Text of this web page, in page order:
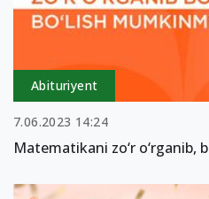
Abituriyent
7.06.2023 14:24
Matematikani zo‘r o‘rganib,